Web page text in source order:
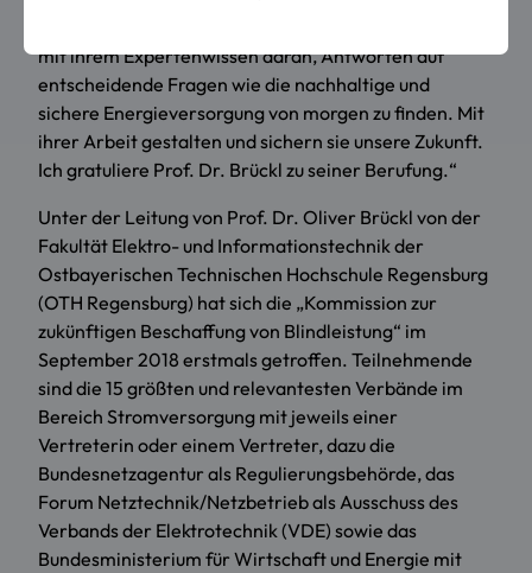
mit ihrem Expertenwissen daran, Antworten auf
entscheidende Fragen wie die nachhaltige und
sichere Energieversorgung von morgen zu finden. Mit
ihrer Arbeit gestalten und sichern sie unsere Zukunft.
Ich gratuliere Prof. Dr. Brückl zu seiner Berufung.“
Unter der Leitung von Prof. Dr. Oliver Brückl von der
Fakultät Elektro- und Informationstechnik der
Ostbayerischen Technischen Hochschule Regensburg
(OTH Regensburg) hat sich die „Kommission zur
zukünftigen Beschaffung von Blindleistung“ im
September 2018 erstmals getroffen. Teilnehmende
sind die 15 größten und relevantesten Verbände im
Bereich Stromversorgung mit jeweils einer
Vertreterin oder einem Vertreter, dazu die
Bundesnetzagentur als Regulierungsbehörde, das
Forum Netztechnik/Netzbetrieb als Ausschuss des
Verbands der Elektrotechnik (VDE) sowie das
Bundesministerium für Wirtschaft und Energie mit